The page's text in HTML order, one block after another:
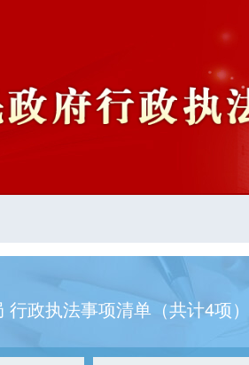
行政执法事项清单（共计4项）